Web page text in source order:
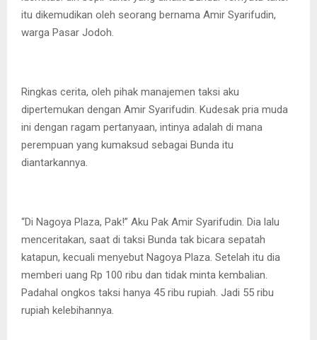
itu dikemudikan oleh seorang bernama Amir Syarifudin,
warga Pasar Jodoh.
Ringkas cerita, oleh pihak manajemen taksi aku
dipertemukan dengan Amir Syarifudin. Kudesak pria muda
ini dengan ragam pertanyaan, intinya adalah di mana
perempuan yang kumaksud sebagai Bunda itu
diantarkannya.
“Di Nagoya Plaza, Pak!” Aku Pak Amir Syarifudin. Dia lalu
menceritakan, saat di taksi Bunda tak bicara sepatah
katapun, kecuali menyebut Nagoya Plaza. Setelah itu dia
memberi uang Rp 100 ribu dan tidak minta kembalian.
Padahal ongkos taksi hanya 45 ribu rupiah. Jadi 55 ribu
rupiah kelebihannya.